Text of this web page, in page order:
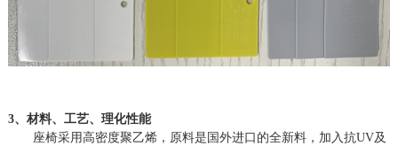
3、材料、工艺、理化性能
座椅采用高密度聚乙烯，原料是国外进口的全新料，加入抗UV及